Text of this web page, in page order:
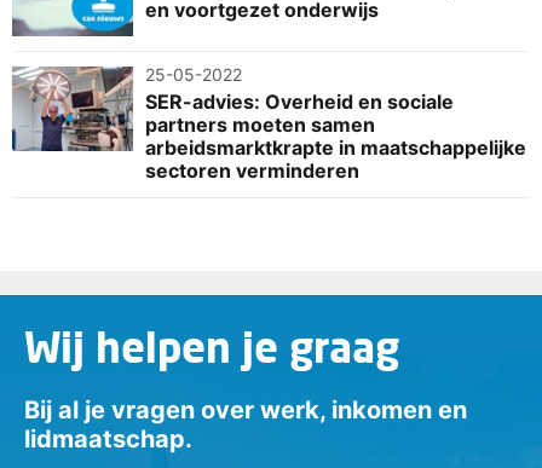
en voortgezet onderwijs
25-05-2022
SER-advies: Overheid en sociale
partners moeten samen
arbeidsmarktkrapte in maatschappelijke
sectoren verminderen
Wij helpen je graag
Bij al je vragen over werk, inkomen en
lidmaatschap.